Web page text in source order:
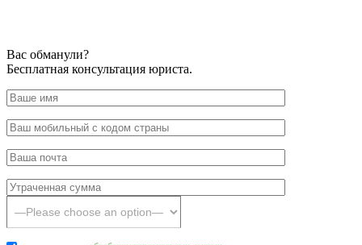
Вас обманули?
Бесплатная консультация юриста.